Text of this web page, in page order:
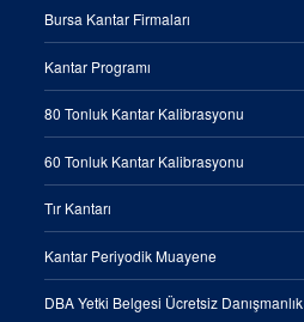
Bursa Kantar Firmaları
Kantar Programı
80 Tonluk Kantar Kalibrasyonu
60 Tonluk Kantar Kalibrasyonu
Tır Kantarı
Kantar Periyodik Muayene
DBA Yetki Belgesi Ücretsiz Danışmanlık